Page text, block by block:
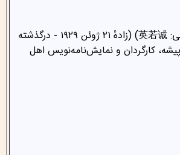
روچنگ اینگ (به چینی: 英若诚‍) (زادهٔ ۲۱ ژوئن ۱۹۲۹ - درگذشته
۲۰۰۳) هنرپیشه، کارگردان و نمایش‌نامه‌نویس اهل